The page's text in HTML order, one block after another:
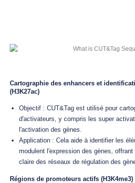
Cartographie des enhancers et
(H3K27ac)
Objectif : CUT&Tag est utilisé pour
d'activateurs, y compris les super
l'activation des gènes.
Application : Cela aide à identifier les
modulent l'expression des gènes,
claire des réseaux de régulation des
Régions de promoteurs actifs (H3K4me3)